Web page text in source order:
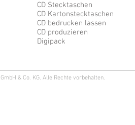
CD Stecktaschen
CD Kartonstecktaschen
CD bedrucken lassen
CD produzieren
Digipack
& Co. KG. Alle Rechte vorbehalten.